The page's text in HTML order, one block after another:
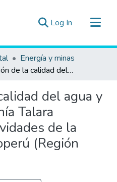
Log In (current)
Energía y minas
Evaluación de la calidad del agua y sedimento en Bahía Talara relacionado a actividades de la Refinería de Petroperú (Región Piura)
del agua y
Talara
de la
(Región